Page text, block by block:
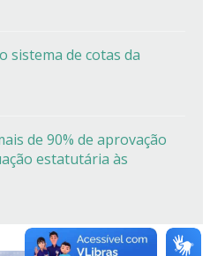
sistema de cotas da
de 90% de aprovação
estatutária às